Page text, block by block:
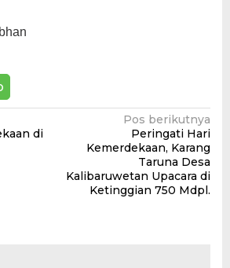
di
Pos berikutnya
Peringati Hari
Kemerdekaan, Karang
Taruna Desa
Kalibaruwetan Upacara di
Ketinggian 750 Mdpl.